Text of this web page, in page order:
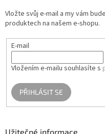
Vložte svůj e-mail a my vám
produktech na našem e-shopu.
E-mail
Vložením e-mailu souhlasíte s
PŘIHLÁSIT SE
Užitečné informace